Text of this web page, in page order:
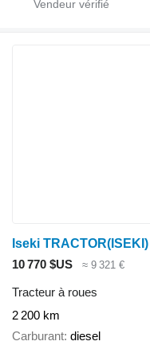
Iseki TRACTOR(ISEKI)
10 770 $US
≈ 9 321 €
Tracteur à roues
2 200 km
Carburant diesel